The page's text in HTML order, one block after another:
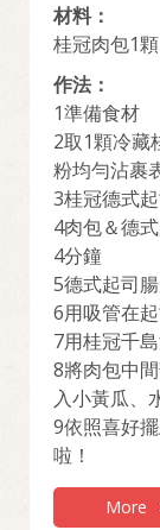
材料：
桂冠肉包1
3條、麵包
菜自行斟酌
作法：
1準備食材
2取1顆冷藏
粉均勻沾裹
3桂冠德式
4肉包＆德
4分鐘
5德式起司
6用吸管在
7用桂冠千
8將肉包中
入小黃瓜、
9依照喜好
啦！
More